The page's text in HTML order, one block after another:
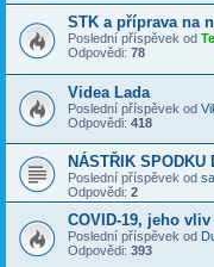
STK a příprava na
Poslední příspěvek od
Odpovědi: 78
Videa Lada
Poslední příspěvek od
Odpovědi: 418
NÁSTŘIK SPODKU
Poslední příspěvek od
Odpovědi: 2
COVID-19, jeho
Poslední příspěvek od
Odpovědi: 393